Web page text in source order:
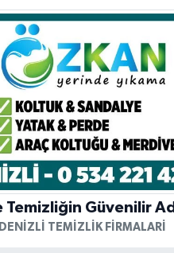
DENIZLI TEMIZLIK FIRMALARI